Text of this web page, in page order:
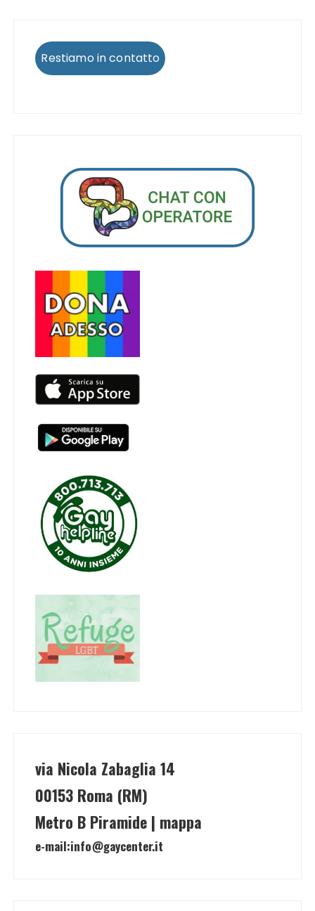
Restiamo in contatto
via Nicola Zabaglia 14
00153 Roma (RM)
Metro B Piramide | mappa
e-mail:info@gaycenter.it